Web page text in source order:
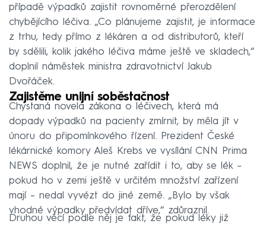
případě výpadků zajistit rovnoměrné přerozdělení
chybějícího léčiva. „Co plánujeme zajistit, je informace
z trhu, tedy přímo z lékáren a od distributorů, kteří
by sdělili, kolik jakého léčiva máme ještě ve skladech,“
doplnil náměstek ministra zdravotnictví Jakub
Dvořáček.
Zajistěme unijní soběstačnost
Chystaná novela zákona o léčivech, která má
dopady výpadků na pacienty zmírnit, by měla jít v
únoru do připomínkového řízení. Prezident České
lékárnické komory Aleš Krebs ve vysílání CNN Prima
NEWS doplnil, že je nutné zařídit i to, aby se lék –
pokud ho v zemi ještě v určitém množství zařízení
mají – nedal vyvézt do jiné země. „Bylo by však
vhodné výpadky předvídat dříve,“ zdůraznil.
Druhou věcí podle něj je fakt, že pokud léky již